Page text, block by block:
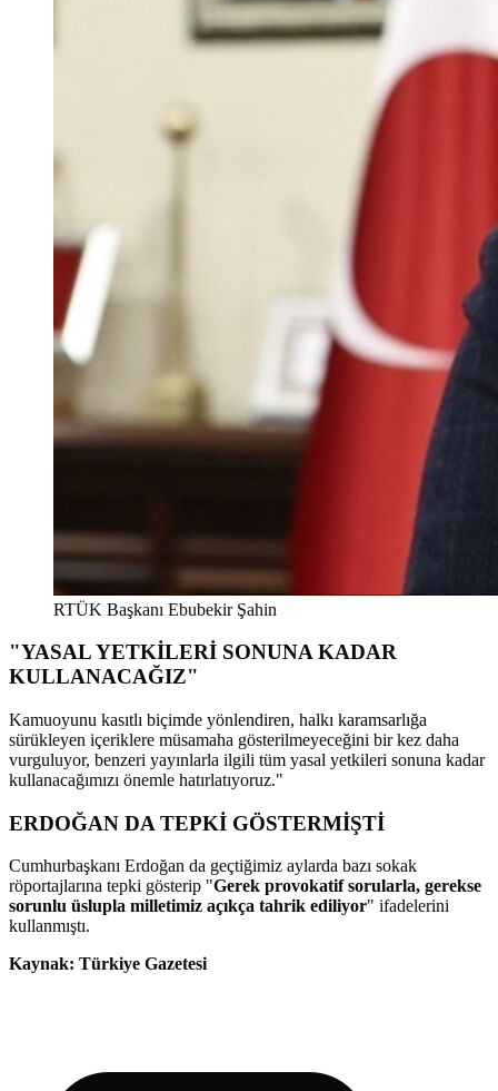
RTÜK Başkanı Ebubekir Şahin
"YASAL YETKİLERİ SONUNA KADAR
KULLANACAĞIZ"
Kamuoyunu kasıtlı biçimde yönlendiren, halkı karamsarlığa
sürükleyen içeriklere müsamaha gösterilmeyeceğini bir kez daha
vurguluyor, benzeri yayınlarla ilgili tüm yasal yetkileri sonuna kadar
kullanacağımızı önemle hatırlatıyoruz."
ERDOĞAN DA TEPKİ GÖSTERMİŞTİ
Cumhurbaşkanı Erdoğan da geçtiğimiz aylarda bazı sokak
röportajlarına tepki gösterip "Gerek provokatif sorularla, gerekse
sorunlu üslupla milletimiz açıkça tahrik ediliyor" ifadelerini
kullanmıştı.
Kaynak: Türkiye Gazetesi